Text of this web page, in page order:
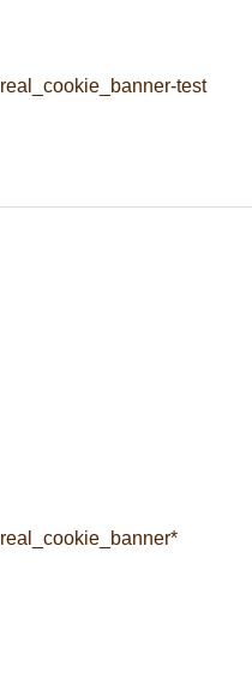
real_cookie_banner-test
real_cookie_banner*